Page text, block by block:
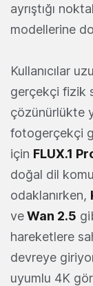
ayrıştığı
modellerine
Kullanıcılar
gerçekçi fizik
çözünürlükte
fotogerçekçi
için FLUX.1
doğal dil
odaklanırken,
veWan 2.5
hareketlere
devreye
uyumlu 4K